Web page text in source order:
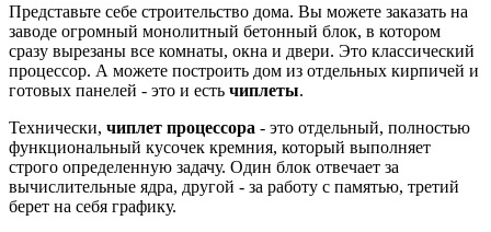
Представьте себе строительство дома. Вы можете заказать на
заводе огромный монолитный бетонный блок, в котором
сразу вырезаны все комнаты, окна и двери. Это классический
процессор. А можете построить дом из отдельных кирпичей и
готовых панелей - это и есть чиплеты.
Технически, чиплет процессора - это отдельный, полностью
функциональный кусочек кремния, который выполняет
строго определенную задачу. Один блок отвечает за
вычислительные ядра, другой - за работу с памятью, третий
берет на себя графику.